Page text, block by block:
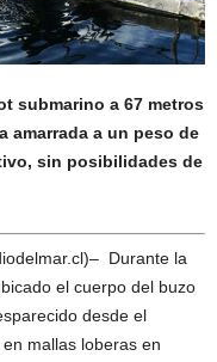
submarino a 67 metros
amarrada a un peso de
sin posibilidades de
Durante la
el cuerpo del buzo
desde el
mallas loberas en